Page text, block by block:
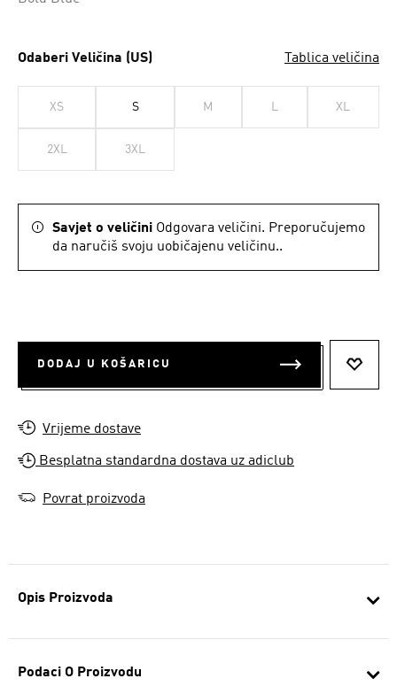
Opis Proizvoda
Podaci O Proizvodu
Odaberi Veličina (US) Tablica veličina
XS S M L XL
2XL 3XL
Savjet o veličini Odgovara veličini. Preporučujemo
da naručiš svoju uobičajenu veličinu..
DODAJ U KOŠARICU
Vrijeme dostave
Besplatna standardna dostava uz adiclub
Povrat proizvoda